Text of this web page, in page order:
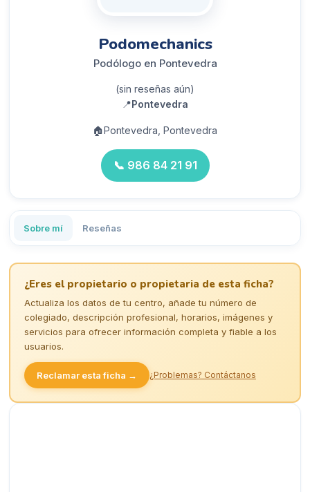
Podomechanics
Podólogo en Pontevedra
(sin reseñas aún)
📍Pontevedra
🏠Pontevedra, Pontevedra
📞 986 84 21 91
Sobre mí Reseñas
¿Eres el propietario o propietaria de esta ficha?
Actualiza los datos de tu centro, añade tu número de
colegiado, descripción profesional, horarios, imágenes y
servicios para ofrecer información completa y fiable a los
usuarios.
Reclamar esta ficha → ¿Problemas? Contáctanos